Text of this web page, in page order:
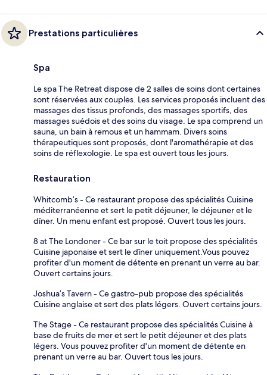
Prestations particulières
Spa
Le spa The Retreat dispose de 2 salles de soins dont certaines
sont réservées aux couples. Les services proposés incluent des
massages des tissus profonds, des massages sportifs, des
massages suédois et des soins du visage. Le spa comprend un
sauna, un bain à remous et un hammam. Divers soins
thérapeutiques sont proposés, dont l'aromathérapie et des
soins de réflexologie. Le spa est ouvert tous les jours.
Restauration
Whitcomb’s - Ce restaurant propose des spécialités Cuisine
méditerranéenne et sert le petit déjeuner, le déjeuner et le
dîner. Un menu enfant est proposé. Ouvert tous les jours.
8 at The Londoner - Ce bar sur le toit propose des spécialités
Cuisine japonaise et sert le dîner uniquement.Vous pouvez
profiter d'un moment de détente en prenant un verre au bar.
Ouvert certains jours.
Joshua’s Tavern - Ce gastro-pub propose des spécialités
Cuisine anglaise et sert des plats légers. Ouvert certains jours.
The Stage - Ce restaurant propose des spécialités Cuisine à
base de fruits de mer et sert le petit déjeuner et des plats
légers. Vous pouvez profiter d'un moment de détente en
prenant un verre au bar. Ouvert tous les jours.